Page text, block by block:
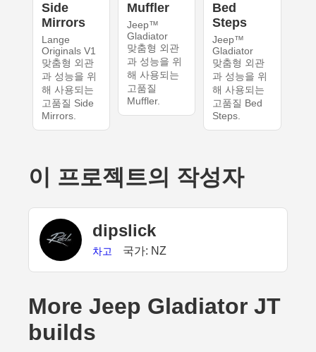
Side
Mirrors
Lange
Originals V1
맞춤형 외관
과 성능을 위
해 사용되는
고품질 Side
Mirrors.
Muffler
Jeep™
Gladiator
맞춤형 외관
과 성능을 위
해 사용되는
고품질
Muffler.
Bed
Steps
Jeep™
Gladiator
맞춤형 외관
과 성능을 위
해 사용되는
고품질 Bed
Steps.
이 프로젝트의 작성자
dipslick
차고 국가: NZ
More Jeep Gladiator JT
builds